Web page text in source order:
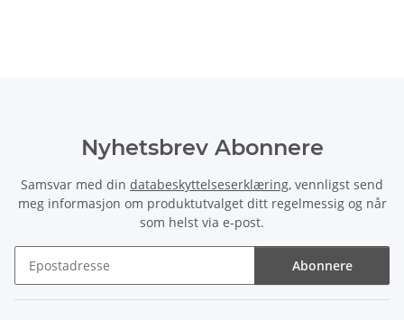
Nyhetsbrev Abonnere
Samsvar med din databeskyttelseserklæring, vennligst send
meg informasjon om produktutvalget ditt regelmessig og når
som helst via e-post.
Abonnere